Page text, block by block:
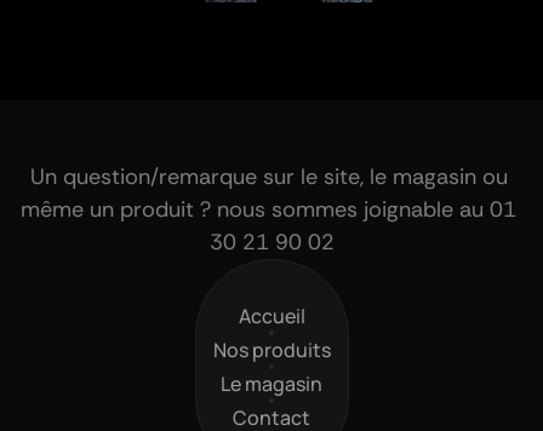
Un question/remarque sur le site, le magasin ou
même un produit ? nous sommes joignable au 01
30 21 90 02
Accueil
Accueil
Nos produits
Nos produits
Le magasin
Le magasin
Contact